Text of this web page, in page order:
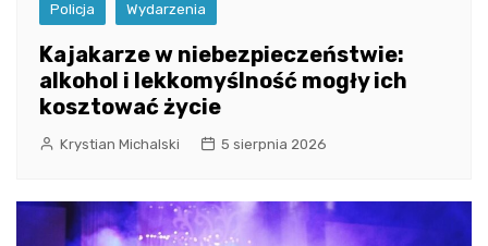
Policja Wydarzenia
Kajakarze w niebezpieczeństwie:
alkohol i lekkomyślność mogły ich
kosztować życie
Krystian Michalski 5 sierpnia 2026